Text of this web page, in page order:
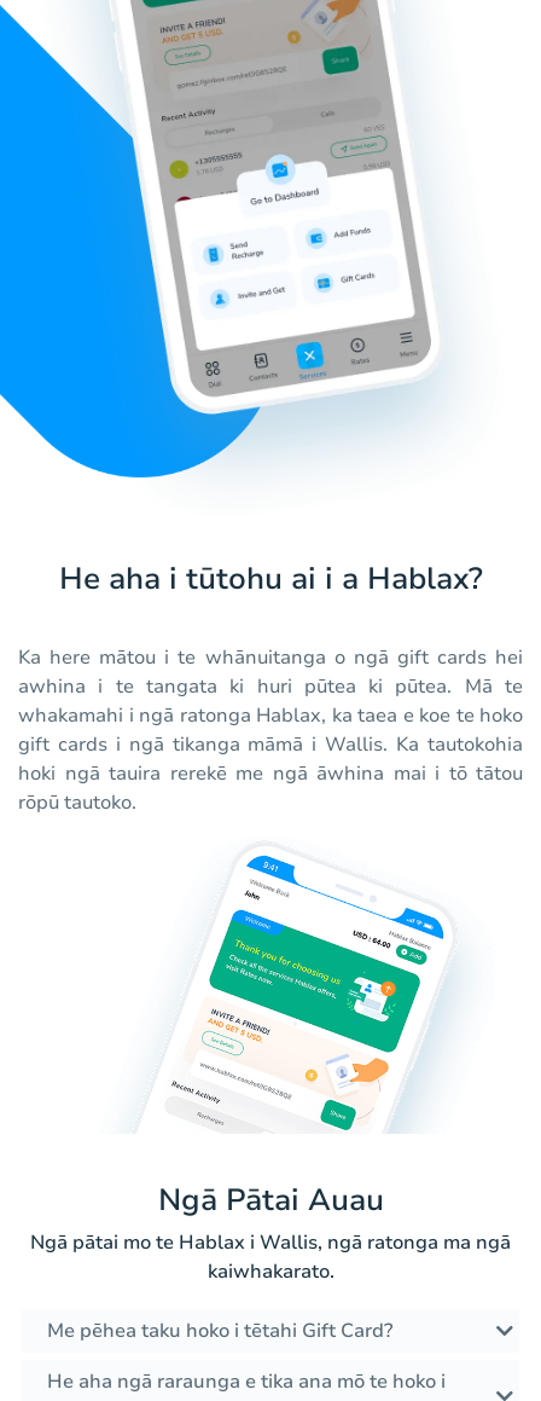
He aha i tūtohu ai i a Hablax?
Ka here mātou i te whānuitanga o ngā gift cards hei
awhina i te tangata ki huri pūtea ki pūtea. Mā te
whakamahi i ngā ratonga Hablax, ka taea e koe te hoko
gift cards i ngā tikanga māmā i Wallis. Ka tautokohia
hoki ngā tauira rerekē me ngā āwhina mai i tō tātou
rōpū tautoko.
Ngā Pātai Auau
Ngā pātai mo te Hablax i Wallis, ngā ratonga ma ngā
kaiwhakarato.
Me pēhea taku hoko i tētahi Gift Card?
He aha ngā raraunga e tika ana mō te hoko i